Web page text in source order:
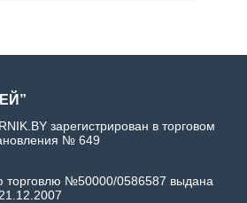
зарегистрирован в торговом
№ 649
торговлю №50000/0586587 выдана